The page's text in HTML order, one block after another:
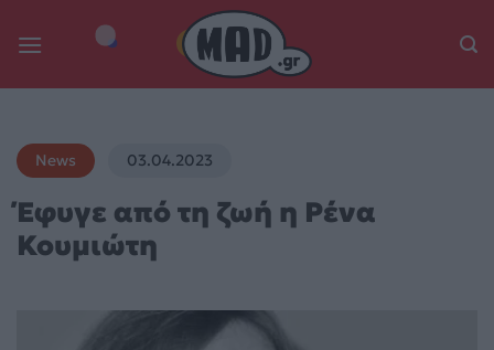
News 03.04.2023
Έφυγε από τη ζωή η Ρένα
Κουμιώτη